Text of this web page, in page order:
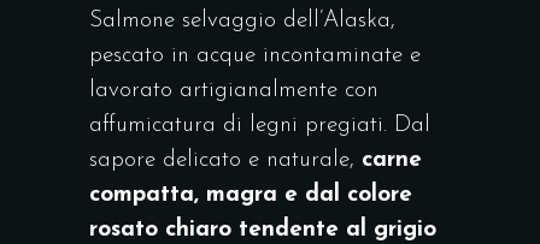
DA
39,00 €
A
58,00 €
Salmone selvaggio dell’Alaska,
pescato in acque incontaminate e
lavorato artigianalmente con
affumicatura di legni pregiati. Dal
sapore delicato e naturale, carne
compatta, magra e dal colore
rosato chiaro tendente al grigio